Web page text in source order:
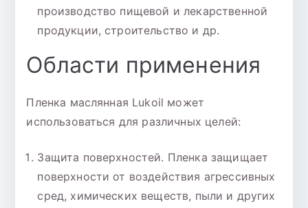
производство пищевой и лекарственной
продукции, строительство и др.
Области применения
Пленка маслянная Lukoil может
использоваться для различных целей:
Защита поверхностей. Пленка защищает
поверхности от воздействия агрессивных
сред, химических веществ, пыли и других